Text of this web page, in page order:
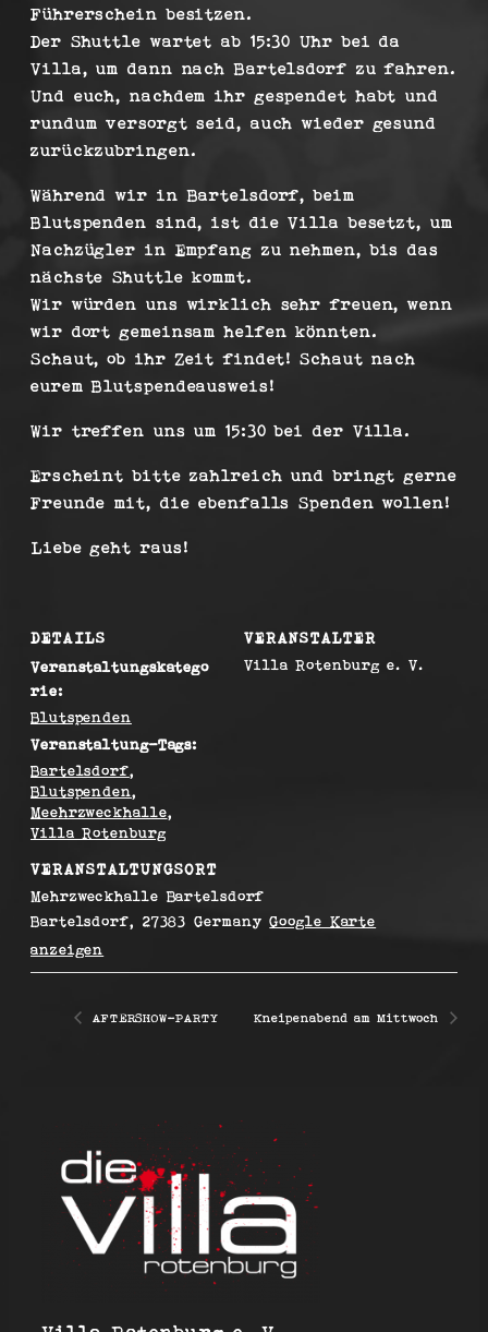
Führerschein besitzen.
Der Shuttle wartet ab 15:30 Uhr bei da
Villa, um dann nach Bartelsdorf zu fahren.
Und euch, nachdem ihr gespendet habt und
rundum versorgt seid, auch wieder gesund
zurückzubringen.
Während wir in Bartelsdorf, beim
Blutspenden sind, ist die Villa besetzt, um
Nachzügler in Empfang zu nehmen, bis das
nächste Shuttle kommt.
Wir würden uns wirklich sehr freuen, wenn
wir dort gemeinsam helfen könnten.
Schaut, ob ihr Zeit findet! Schaut nach
eurem Blutspendeausweis!
Wir treffen uns um 15:30 bei der Villa.
Erscheint bitte zahlreich und bringt gerne
Freunde mit, die ebenfalls Spenden wollen!
Liebe geht raus!
DETAILS
Veranstaltungskatego
rie:
Blutspenden
Veranstaltung-Tags:
Bartelsdorf,
Blutspenden,
Meehrzweckhalle,
Villa Rotenburg
VERANSTALTUNGSORT
Mehrzweckhalle Bartelsdorf
Bartelsdorf, 27383 Germany Google Karte
anzeigen
VERANSTALTER
Villa Rotenburg e. V.
AFTERSHOW-PARTY Kneipenabend am Mittwoch